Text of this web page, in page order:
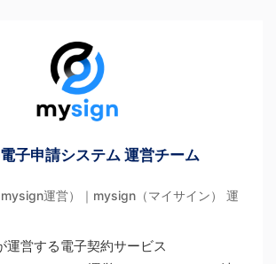
子申請システム 運営チーム
運営）｜mysign（マイサイン） 運
運営する電子契約サービス